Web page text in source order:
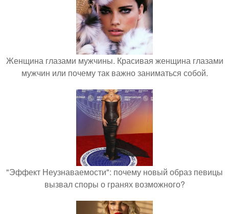
Женщина глазами мужчины. Красивая женщина глазами
мужчин или почему так важно заниматься собой.
"Эффект Неузнаваемости": почему новый образ певицы
вызвал споры о гранях возможного?